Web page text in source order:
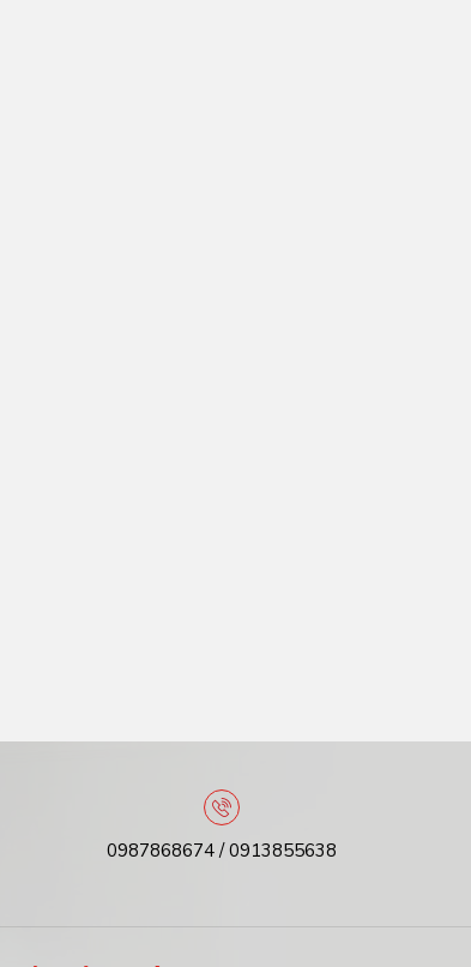
0987868674 / 0913855638